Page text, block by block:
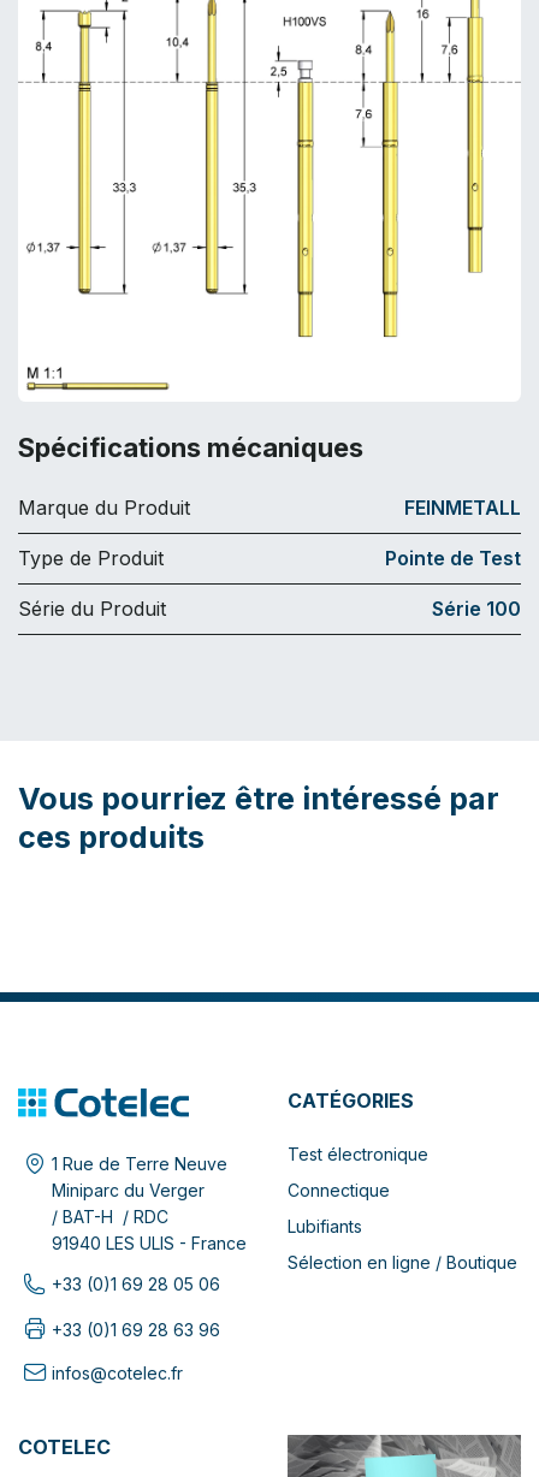
Spécifications mécaniques
Marque du Produit FEINMETALL
Type de Produit Pointe de Test
Série du Produit Série 100
Vous pourriez être intéressé par
ces produits
1 Rue de Terre Neuve
Miniparc du Verger
/ BAT-H / RDC
91940 LES ULIS - France
+33 (0)1 69 28 05 06
+33 (0)1 69 28 63 96
infos@cotelec.fr
CATÉGORIES
Test électronique
Connectique
Lubifiants
Sélection en ligne / Boutique
COTELEC